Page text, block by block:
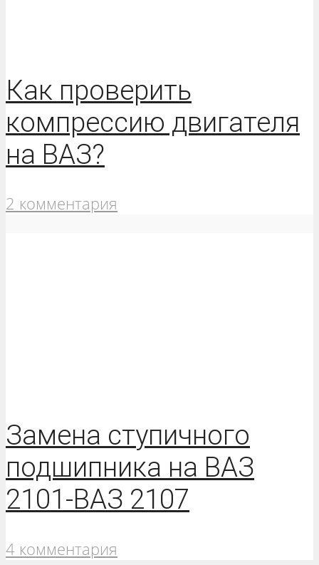
Как проверить
компрессию двигателя
на ВАЗ?
2 комментария
Замена ступичного
подшипника на ВАЗ
2101-ВАЗ 2107
4 комментария